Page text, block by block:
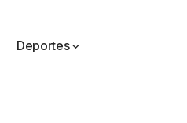
Deportes